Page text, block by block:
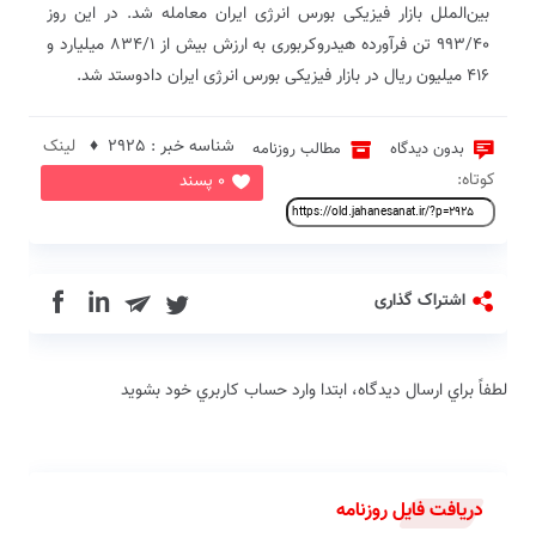
بین‌الملل بازار فیزیکی بورس انرژی ایران معامله شد. در این روز
۹۹۳/۴۰ تن فرآورده هیدروکربوری به ارزش بیش از ۸۳۴/۱ میلیارد و
۴۱۶ میلیون ریال در بازار فیزیکی بورس انرژی ایران دادوستد شد.
بدون دیدگاه مطالب روزنامه
0 پسند
شناسه خبر : 2925 ♦
لینک
کوتاه:
اشتراک گذاری in
لطفاً براي ارسال دیدگاه، ابتدا وارد حساب كاربري خود بشويد
دریافت فایل روزنامه